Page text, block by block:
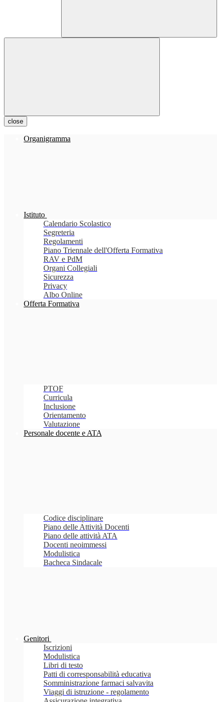
close
Organigramma
Istituto
Calendario Scolastico
Segreteria
Regolamenti
Piano Triennale dell'Offerta Formativa
RAV e PdM
Organi Collegiali
Sicurezza
Privacy
Albo Online
Offerta Formativa
PTOF
Curricula
Inclusione
Orientamento
Valutazione
Personale docente e ATA
Codice disciplinare
Piano delle Attività Docenti
Piano delle attività ATA
Docenti neoimmessi
Modulistica
Bacheca Sindacale
Genitori
Iscrizioni
Modulistica
Libri di testo
Patti di corresponsabilità educativa
Somministrazione farmaci salvavita
Viaggi di istruzione - regolamento